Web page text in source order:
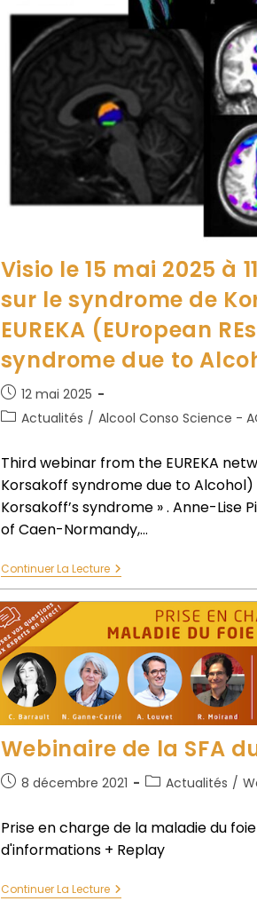
Visio le 15 mai 2025 à
sur le syndrome de
EUREKA (EUropean
syndrome due to
12 mai 2025
Actualités / Alcool Conso Science -
Third webinar from the EUREKA
Korsakoff syndrome due to
Korsakoff’s syndrome » . Anne-Lise
of Caen-Normandy,…
Continuer La Lecture
Webinaire de la SFA
8 décembre 2021 Actualités /
Prise en charge de la maladie du
d'informations + Replay
Continuer La Lecture